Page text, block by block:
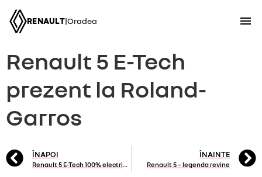
RENAULT|Oradea
Renault 5 E-Tech
prezent la Roland-
Garros
ÎNAPOI
Renault 5 E-Tech 100% electric, noua față a revoluției electrice
ÎNAINTE
Renault 5 – legenda revine